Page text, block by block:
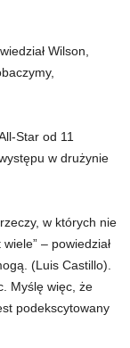
Wilson,
Star od 11
w drużynie
w których nie
– powiedział
(Luis Castillo).
Myślę więc, że
podekscytowany